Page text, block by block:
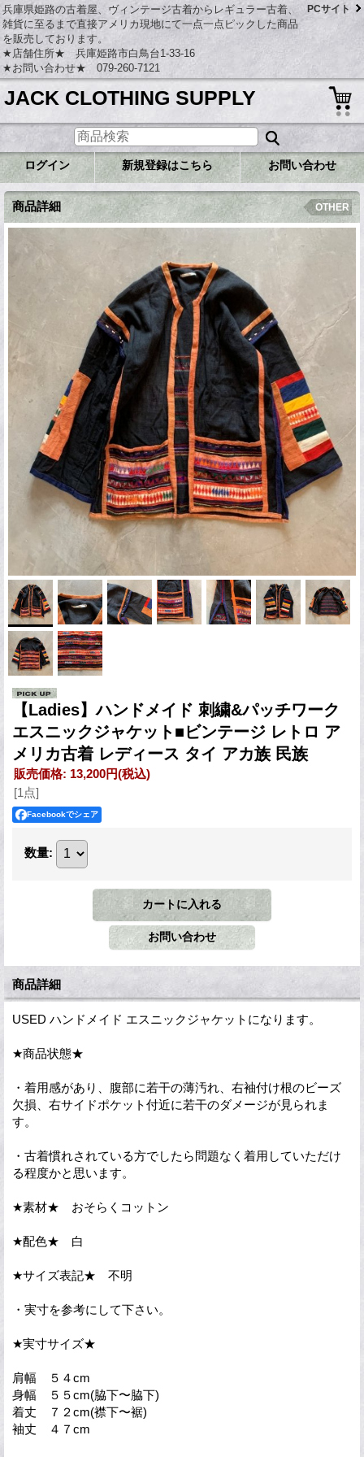
兵庫県姫路の古着屋、ヴィンテージ古着からレギュラー古着、
雑貨に至るまで直接アメリカ現地にて一点一点ピックした商品
を販売しております。
★店舗住所★ 兵庫姫路市白鳥台1-33-16
★お問い合わせ★ 079-260-7121
PCサイト
JACK CLOTHING SUPPLY
ログイン 新規登録はこちら お問い合わせ
商品詳細 OTHER
【Ladies】ハンドメイド 刺繍&パッチワーク
エスニックジャケット■ビンテージ レトロ ア
メリカ古着 レディース タイ アカ族 民族
販売価格: 13,200円(税込)
[1点]
Facebookでシェア
数量:
商品詳細
USED ハンドメイド エスニックジャケットになります。
★商品状態★
・着用感があり、腹部に若干の薄汚れ、右袖付け根のビーズ
欠損、右サイドポケット付近に若干のダメージが見られま
す。
・古着慣れされている方でしたら問題なく着用していただけ
る程度かと思います。
★素材★ おそらくコットン
★配色★ 白
★サイズ表記★ 不明
・実寸を参考にして下さい。
★実寸サイズ★
肩幅 ５４cm
身幅 ５５cm(脇下〜脇下)
着丈 ７２cm(襟下〜裾)
袖丈 ４７cm